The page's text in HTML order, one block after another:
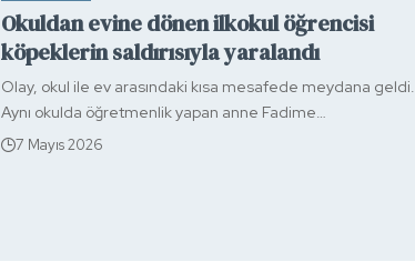
Okuldan evine dönen ilkokul öğrencisi
köpeklerin saldırısıyla yaralandı
Olay, okul ile ev arasındaki kısa mesafede meydana geldi.
Aynı okulda öğretmenlik yapan anne Fadime…
7 Mayıs 2026